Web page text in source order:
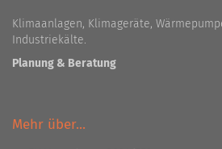
Klimaanlagen, Klimageräte,
Industriekälte.
Planung & Beratung
Mehr über...